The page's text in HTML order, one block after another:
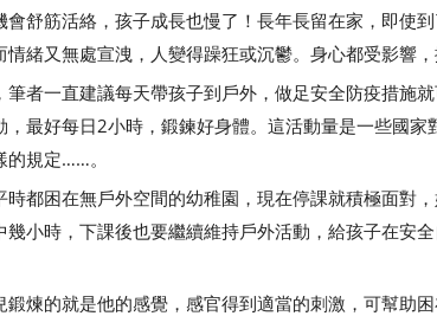
舒筋活絡，孩子成長也慢了！長年長留在家，即使到
緒又無處宣洩，人變得躁狂或沉鬱。身心都受影響，
一直建議每天帶孩子到戶外，做足安全防疫措施就
，最好每日2小時，鍛鍊好身體。這活動量是一些國家
的規定……。
困在無戶外空間的幼稚園，現在停課就積極面對
幾小時，下課後也要繼續維持戶外活動，給孩子在安
的就是他的感覺，感官得到適當的刺激，可幫助困